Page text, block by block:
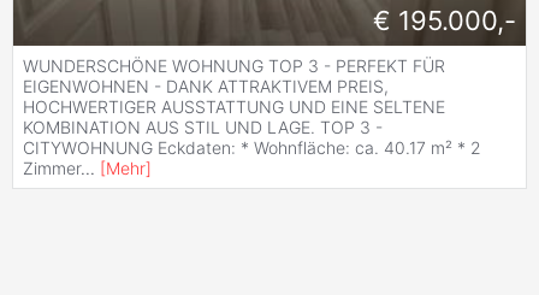
€ 195.000,-
WUNDERSCHÖNE WOHNUNG TOP 3 - PERFEKT FÜR
EIGENWOHNEN - DANK ATTRAKTIVEM PREIS,
HOCHWERTIGER AUSSTATTUNG UND EINE SELTENE
KOMBINATION AUS STIL UND LAGE. TOP 3 -
CITYWOHNUNG Eckdaten: * Wohnfläche: ca. 40.17 m² * 2
Zimmer... [Mehr]